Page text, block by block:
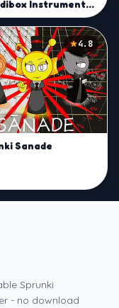
Incredibox Instrumentalist
4.8
Sanade
Sprunki
- no download